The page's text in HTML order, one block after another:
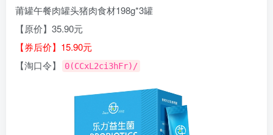
莆罐午餐肉罐头猪肉食材198g*3罐
【原价】35.90元
【券后价】15.90元
【淘口令】
0(CCxL2ci3hFr)/